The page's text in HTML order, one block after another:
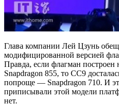
Глава компании Лей Цзунь
модифицированной версией
Правда, если флагман построен
Snapdragon 855, то CC9
попроще — Snapdragon 710. И
приписывали этой модели
нет.